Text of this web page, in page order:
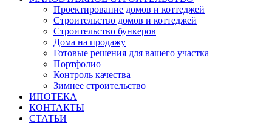
Проектирование домов и коттеджей
Строительство домов и коттеджей
Строительство бункеров
Дома на продажу
Готовые решения для вашего участка
Портфолио
Контроль качества
Зимнее строительство
ИПОТЕКА
КОНТАКТЫ
СТАТЬИ